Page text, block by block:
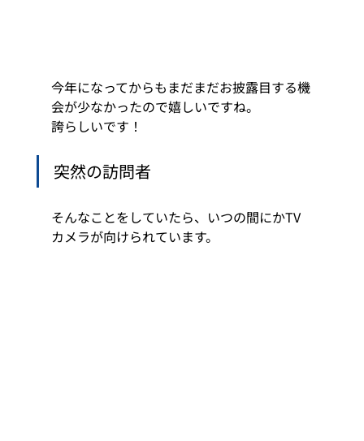
今年になってからもまだまだお披露目する機
会が少なかったので嬉しいですね。
誇らしいです！
突然の訪問者
そんなことをしていたら、いつの間にかTV
カメラが向けられています。